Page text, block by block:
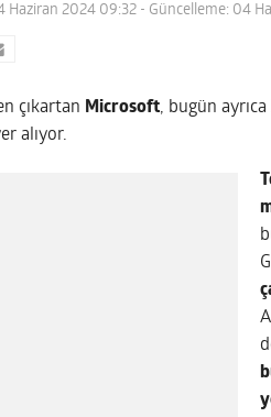
Haziran 2024 09:32 - Güncelleme: 04
çıkartan Microsoft, bugün ayrıca
alıyor.